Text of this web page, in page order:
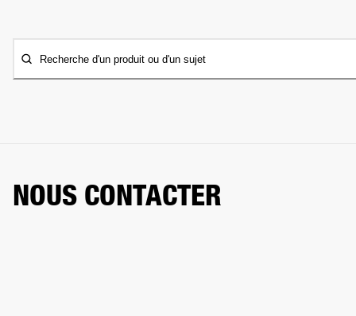
Recherche d'un produit ou d'un sujet
NOUS CONTACTER